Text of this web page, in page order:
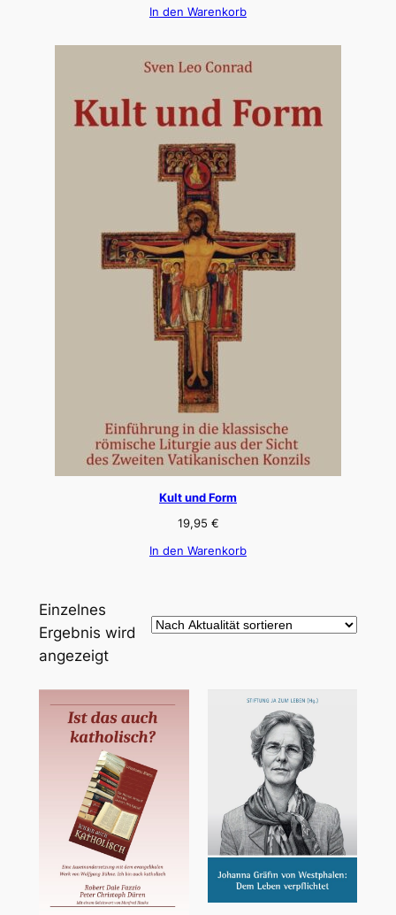
In den Warenkorb
Kult und Form
19,95 €
In den Warenkorb
Einzelnes
Ergebnis wird
angezeigt